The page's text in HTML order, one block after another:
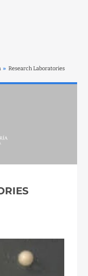
» Research Laboratories